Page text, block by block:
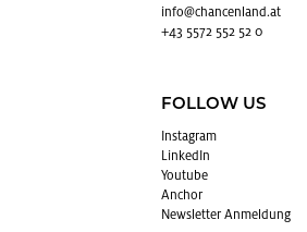
info@​chancenland.​at
+43 5572 552 52 0
FOLLOW US
In­sta­gram
Lin­kedIn
You­tube
An­chor
News­let­ter An­mel­dung